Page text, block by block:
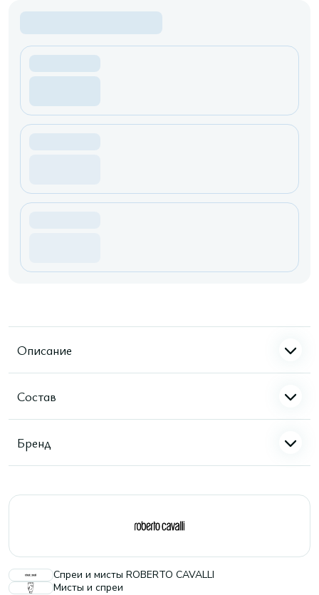
Описание
Состав
Бренд
Спреи и мисты ROBERTO CAVALLI
Мисты и спреи